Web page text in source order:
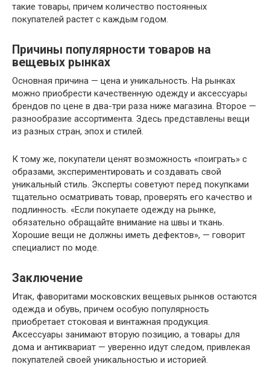
такие товары, причем количество постоянных
покупателей растет с каждым годом.
Причины популярности товаров на
вещевых рынках
Основная причина — цена и уникальность. На рынках
можно приобрести качественную одежду и аксессуары
брендов по цене в два-три раза ниже магазина. Второе —
разнообразие ассортимента. Здесь представлены вещи
из разных стран, эпох и стилей.
К тому же, покупатели ценят возможность «поиграть» с
образами, экспериментировать и создавать свой
уникальный стиль. Эксперты советуют перед покупками
тщательно осматривать товар, проверять его качество и
подлинность. «Если покупаете одежду на рынке,
обязательно обращайте внимание на швы и ткань.
Хорошие вещи не должны иметь дефектов», — говорит
специалист по моде.
Заключение
Итак, фаворитами московских вещевых рынков остаются
одежда и обувь, причем особую популярность
приобретает стоковая и винтажная продукция.
Аксессуары занимают вторую позицию, а товары для
дома и антиквариат — уверенно идут следом, привлекая
покупателей своей уникальностью и историей.